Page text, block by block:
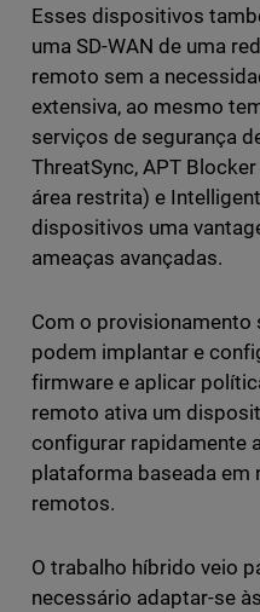
Esses dispositivos
uma SD-WAN de uma
remoto sem a
extensiva, ao mesmo
serviços de segurança
ThreatSync, APT
área restrita) e
dispositivos uma
ameaças avançadas.
Com o provisionamento
podem implantar e
firmware e aplicar
remoto ativa um
configurar rapidamente
plataforma baseada em
remotos.
O trabalho híbrido veio
necessário adaptar-se